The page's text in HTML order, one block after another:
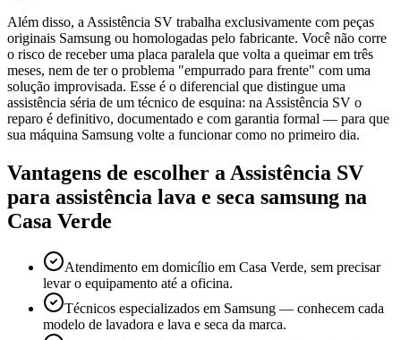
Além disso, a Assistência SV trabalha exclusivamente com peças
originais Samsung ou homologadas pelo fabricante. Você não corre
o risco de receber uma placa paralela que volta a queimar em três
meses, nem de ter o problema "empurrado para frente" com uma
solução improvisada. Esse é o diferencial que distingue uma
assistência séria de um técnico de esquina: na Assistência SV o
reparo é definitivo, documentado e com garantia formal — para que
sua máquina Samsung volte a funcionar como no primeiro dia.
Vantagens de escolher a Assistência SV
para assistência lava e seca samsung na
Casa Verde
Atendimento em domicílio em Casa Verde, sem precisar
levar o equipamento até a oficina.
Técnicos especializados em Samsung — conhecem cada
modelo de lavadora e lava e seca da marca.